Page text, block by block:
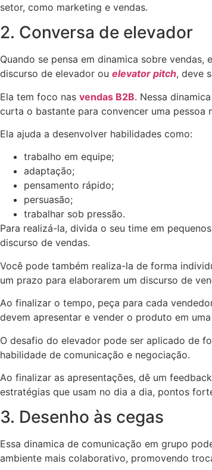
setor, como marketing e vendas.
2. Conversa de elevador
Quando se pensa em dinamica sobre
discurso de elevador ou elevator pitch, deve
Ela tem foco nas vendas B2B. Nessa
curta o bastante para convencer uma pessoa
Ela ajuda a desenvolver habilidades como:
trabalho em equipe;
adaptação;
pensamento rápido;
persuasão;
trabalhar sob pressão.
Para realizá-la, divida o seu time em
discurso de vendas.
Você pode também realiza-la de forma
um prazo para elaborarem um discurso de
Ao finalizar o tempo, peça para cada
devem apresentar e vender o produto em
O desafio do elevador pode ser aplicado de
habilidade de comunicação e negociação.
Ao finalizar as apresentações, dê um
estratégias que usam no dia a dia, pontos
3. Desenho às cegas
Essa dinamica de comunicação em grupo
ambiente mais colaborativo, promovendo